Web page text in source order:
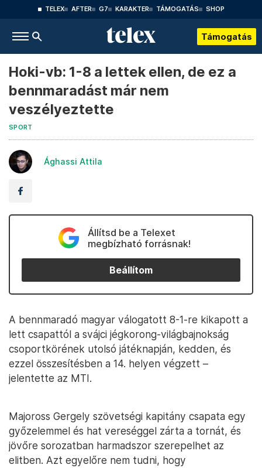
TELEX AFTER G7 KARAKTER TÁMOGATÁS SHOP
Támogatás
Hoki-vb: 1-8 a lettek ellen, de ez a
bennmaradást már nem
veszélyeztette
SPORT
Ághassi Attila
Állítsd be a Telexet
megbízható forrásnak!
Beállítom
A bennmaradó magyar válogatott 8-1-re kikapott a
lett csapattól a svájci jégkorong-világbajnokság
csoportkörének utolsó játéknapján, kedden, és
ezzel összesítésben a 14. helyen végzett –
jelentette az MTI.
Majoross Gergely szövetségi kapitány csapata egy
győzelemmel és hat vereséggel zárta a tornát, és
jövőre sorozatban harmadszor szerepelhet az
elitben. Azt egyelőre nem tudni, hogy